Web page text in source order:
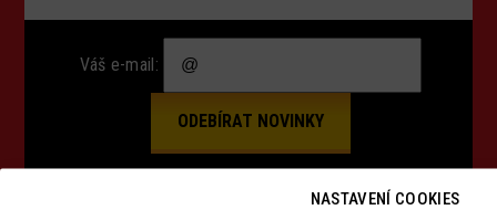
NASTAVENÍ COOKIES
Váš e-mail: